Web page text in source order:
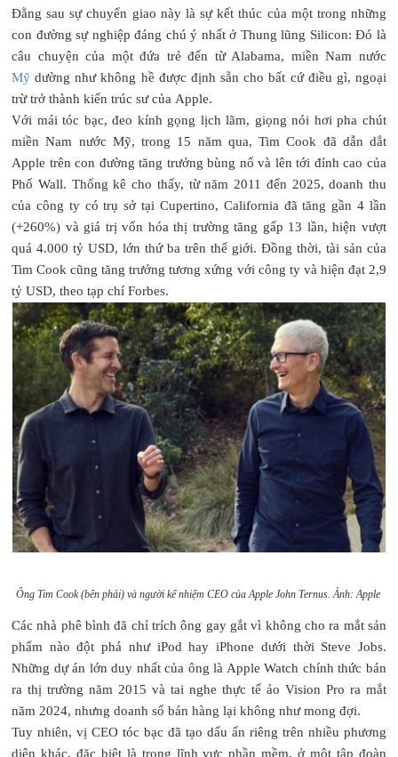
Đằng sau sự chuyển giao này là sự kết thúc của một trong những
con đường sự nghiệp đáng chú ý nhất ở Thung lũng Silicon: Đó là
câu chuyện của một đứa trẻ đến từ Alabama, miền Nam nước
Mỹ dường như không hề được định sẵn cho bất cứ điều gì, ngoại
trừ trở thành kiến trúc sư của Apple.
Với mái tóc bạc, đeo kính gọng lịch lãm, giọng nói hơi pha chút
miền Nam nước Mỹ, trong 15 năm qua, Tim Cook đã dẫn dắt
Apple trên con đường tăng trưởng bùng nổ và lên tới đỉnh cao của
Phố Wall. Thống kê cho thấy, từ năm 2011 đến 2025, doanh thu
của công ty có trụ sở tại Cupertino, California đã tăng gần 4 lần
(+260%) và giá trị vốn hóa thị trường tăng gấp 13 lần, hiện vượt
quá 4.000 tỷ USD, lớn thứ ba trên thế giới. Đồng thời, tài sản của
Tim Cook cũng tăng trưởng tương xứng với công ty và hiện đạt 2,9
tỷ USD, theo tạp chí Forbes.
Ông Tim Cook (bên phải) và người kế nhiệm CEO của Apple John Ternus. Ảnh: Apple
Các nhà phê bình đã chỉ trích ông gay gắt vì không cho ra mắt sản
phẩm nào đột phá như iPod hay iPhone dưới thời Steve Jobs.
Những dự án lớn duy nhất của ông là Apple Watch chính thức bán
ra thị trường năm 2015 và tai nghe thực tế ảo Vision Pro ra mắt
năm 2024, nhưng doanh số bán hàng lại không như mong đợi.
Tuy nhiên, vị CEO tóc bạc đã tạo dấu ấn riêng trên nhiều phương
diện khác, đặc biệt là trong lĩnh vực phần mềm, ở một tập đoàn